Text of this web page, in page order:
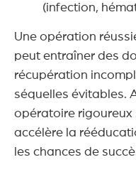
(infection,
Une opération
peut entraîner des
récupération
séquelles évitables.
opératoire rigoureux
accélère la
les chances de